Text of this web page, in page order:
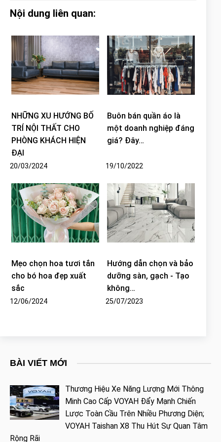
Nội dung liên quan:
NHỮNG XU HƯỚNG BỐ
TRÍ NỘI THẤT CHO
PHÒNG KHÁCH HIỆN
ĐẠI
20/03/2024
Buôn bán quần áo là
một doanh nghiệp đáng
giá? Đây…
19/10/2022
Mẹo chọn hoa tươi tắn
cho bó hoa đẹp xuất
sắc
12/06/2024
Hướng dẫn chọn và bảo
dưỡng sàn, gạch - Tạo
không…
25/07/2023
BÀI VIẾT MỚI
Thương Hiệu Xe Năng Lượng Mới Thông
Minh Cao Cấp VOYAH Đẩy Mạnh Chiến
Lược Toàn Cầu Trên Nhiều Phương Diện;
VOYAH Taishan X8 Thu Hút Sự Quan Tâm
Rộng Rãi